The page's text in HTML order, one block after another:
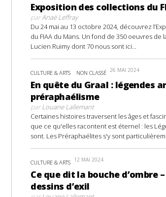
Exposition des collections du
parAnaë Leffray
Du 24 mai au 13 octobre 2024, découvrez
du FIAA du Mans. Un fond de 350 oeuvres
Lucien Ruimy dont 70 nous sont ici...
CULTURE & ARTS NON CLASSÉ 26 MAI 2024
En quête du Graal : légendes
préraphaélisme
parLouane Lallemant
Certaines histoires traversent les âges et
que ce qu'elles racontent est éternel : les
sont. Les Préraphaélites s'y sont
CULTURE & ARTS 12 MAI 2024
Ce que dit la bouche d’ombre
dessins d’exil